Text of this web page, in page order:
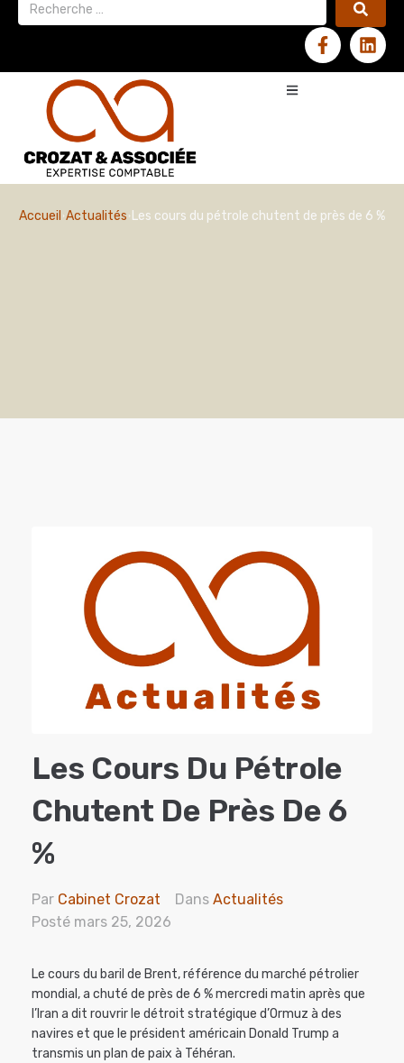
Accueil Actualités Les cours du pétrole chutent de près de 6 %
Les Cours Du Pétrole
Chutent De Près De 6
%
Par Cabinet Crozat Dans Actualités
Posté mars 25, 2026
Le cours du baril de Brent, référence du marché pétrolier
mondial, a chuté de près de 6 % mercredi matin après que
l’Iran a dit rouvrir le détroit stratégique d’Ormuz à des
navires et que le président américain Donald Trump a
transmis un plan de paix à Téhéran.